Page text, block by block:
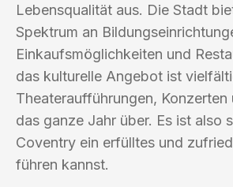
Lebensqualität aus. Die Stadt
Spektrum an
Einkaufsmöglichkeiten und
das kulturelle Angebot ist
Theateraufführungen, Konzerten
das ganze Jahr über. Es ist also
Coventry ein erfülltes und
führen kannst.